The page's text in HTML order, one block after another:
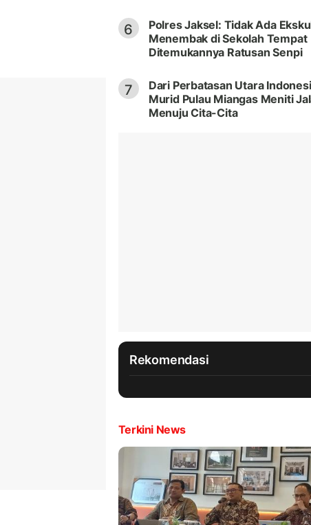
6
Polres Jaksel: Tidak Ada
Menembak di Sekolah Tempat
Ditemukannya Ratusan Senpi
7
Dari Perbatasan Utara
Murid Pulau Miangas Meniti
Menuju Cita-Cita
Rekomendasi
Terkini News